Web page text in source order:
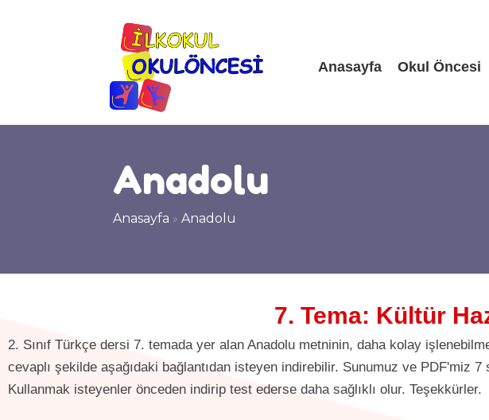
Anasayfa Okul Öncesi
Anadolu
Anasayfa » Anadolu
7. Tema: Kültür
2. Sınıf Türkçe dersi 7. temada yer alan Anadolu metninin, daha kolay
cevaplı şekilde aşağıdaki bağlantıdan isteyen indirebilir. Sunumuz ve PDF'miz
Kullanmak isteyenler önceden indirip test ederse daha sağlıklı olur. Teşekkürler.